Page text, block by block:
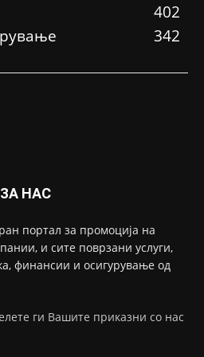
402
342
ЗА НАС
портал за промоција на
и сите поврзани услуги,
финансии и осигурување од
ги Вашите приказни со нас